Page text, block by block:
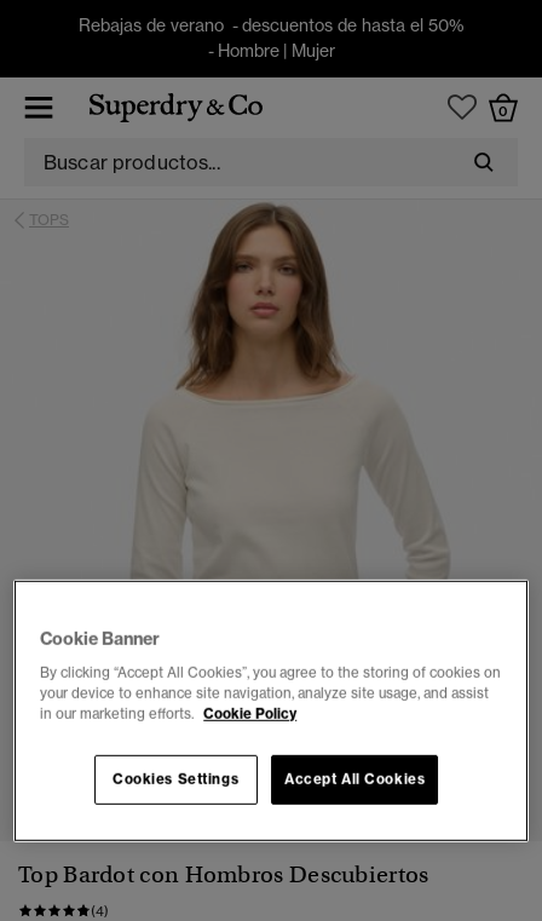
Rebajas de verano - descuentos de hasta el 50%
- Hombre| Mujer
0
TOPS
1 3 4
Top Bardot con Hombros Descubiertos
(4)
Cookie Banner
By clicking “Accept All Cookies”, you agree to the storing of cookies on
your device to enhance site navigation, analyze site usage, and assist
in our marketing efforts. Cookie Policy
Accept All Cookies
Cookies Settings